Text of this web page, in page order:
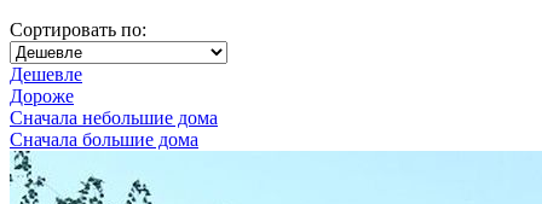
Сортировать по:
Дешевле
Дороже
Сначала небольшие дома
Сначала большие дома